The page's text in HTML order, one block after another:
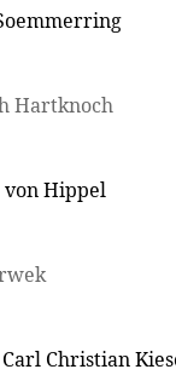
Hartknoch
von Hippel
Christian